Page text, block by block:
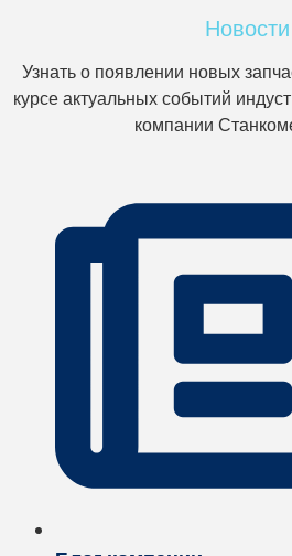
Новости
Узнать о появлении новых
курсе актуальных событий
компании